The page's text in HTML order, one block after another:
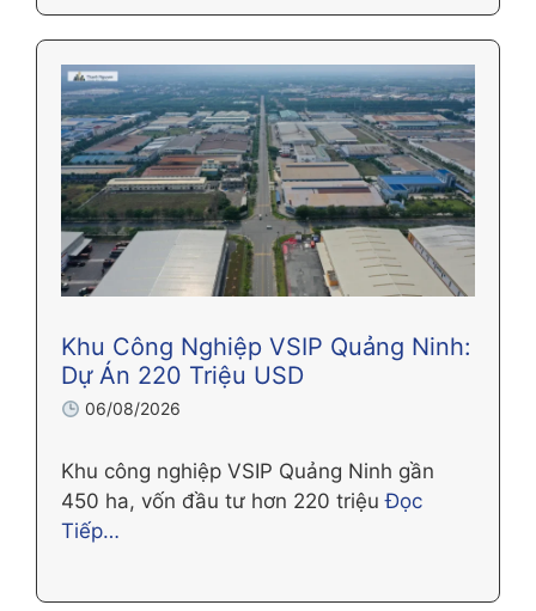
Khu Công Nghiệp VSIP Quảng Ninh:
Dự Án 220 Triệu USD
06/08/2026
Khu công nghiệp VSIP Quảng Ninh gần
450 ha, vốn đầu tư hơn 220 triệu Đọc
Tiếp…